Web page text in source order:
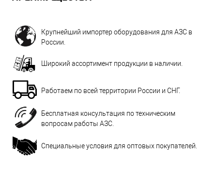
Крупнейший импортер оборудования для АЗС в
России.
Широкий ассортимент продукции в наличии.
Работаем по всей территории России и СНГ.
Бесплатная консультация по техническим
вопросам работы АЗС.
Специальные условия для оптовых покупателей.